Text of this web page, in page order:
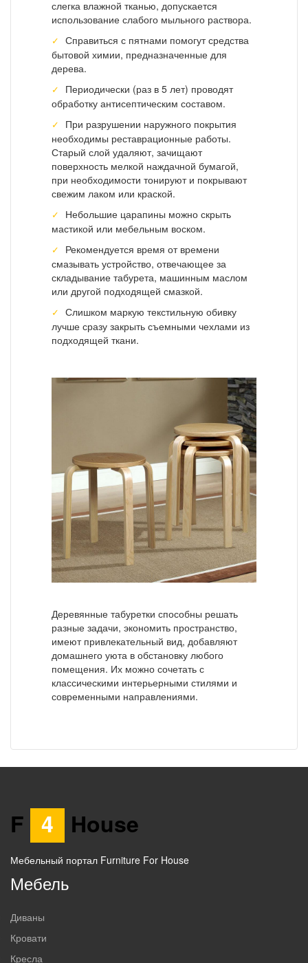
слегка влажной тканью, допускается
использование слабого мыльного раствора.
Справиться с пятнами помогут средства
бытовой химии, предназначенные для
дерева.
Периодически (раз в 5 лет) проводят
обработку антисептическим составом.
При разрушении наружного покрытия
необходимы реставрационные работы.
Старый слой удаляют, зачищают
поверхность мелкой наждачной бумагой,
при необходимости тонируют и покрывают
свежим лаком или краской.
Небольшие царапины можно скрыть
мастикой или мебельным воском.
Рекомендуется время от времени
смазывать устройство, отвечающее за
складывание табурета, машинным маслом
или другой подходящей смазкой.
Слишком маркую текстильную обивку
лучше сразу закрыть съемными чехлами из
подходящей ткани.
Деревянные табуретки способны решать
разные задачи, экономить пространство,
имеют привлекательный вид, добавляют
домашнего уюта в обстановку любого
помещения. Их можно сочетать с
классическими интерьерными стилями и
современными направлениями.
F 4 House
Мебельный портал Furniture For House
Мебель
Диваны
Кровати
Кресла